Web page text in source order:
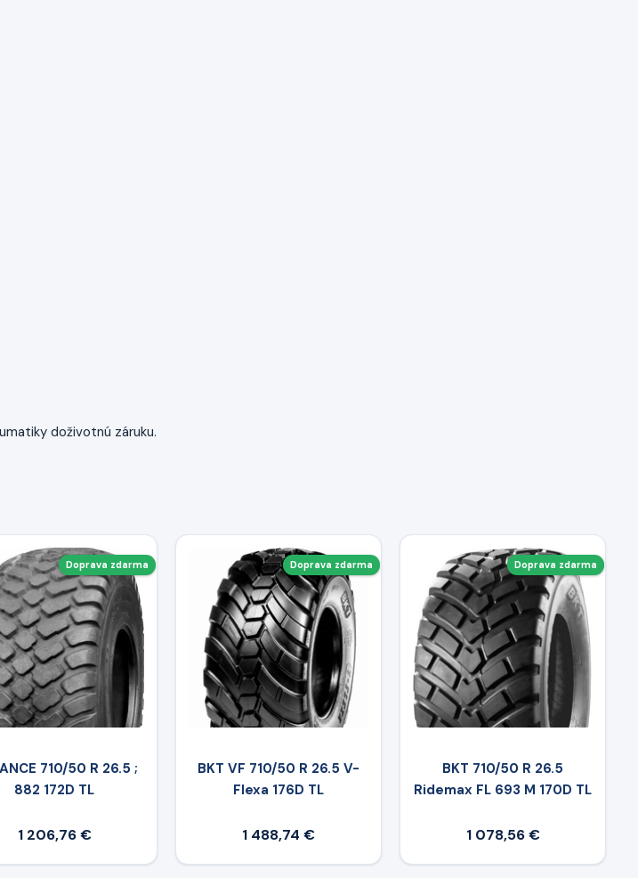
doživotnú záruku.
Doprava zdarma
710/50 R 26.5 ;
882 172D TL
1 206,76 €
Doprava zdarma
BKT VF 710/50 R 26.5 V-
Flexa 176D TL
1 488,74 €
Doprava zdarma
BKT 710/50 R 26.5
Ridemax FL 693 M 170D TL
1 078,56 €